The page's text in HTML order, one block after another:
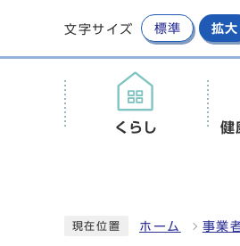
文字サイズ 標準 拡大
くらし 健
現在位置 ホーム 事業